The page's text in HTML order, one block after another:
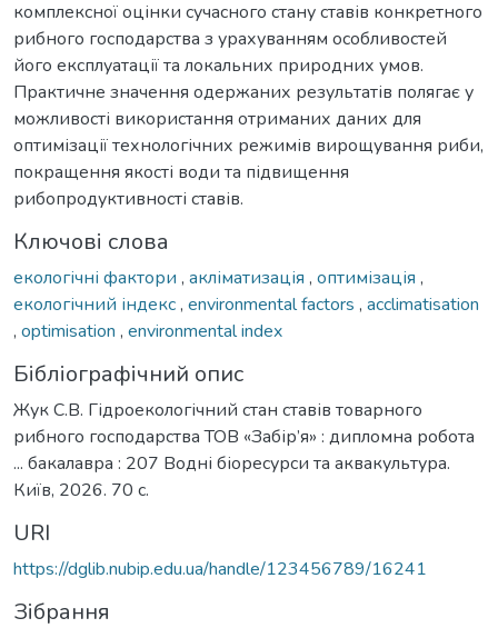
комплексної оцінки сучасного стану ставів конкретного
рибного господарства з урахуванням особливостей
його експлуатації та локальних природних умов.
Практичне значення одержаних результатів полягає у
можливості використання отриманих даних для
оптимізації технологічних режимів вирощування риби,
покращення якості води та підвищення
рибопродуктивності ставів.
Ключові слова
екологічні фактори , акліматизація , оптимізація ,
екологічний індекс, environmental factors , acclimatisation
, optimisation , environmental index
Бібліографічний опис
Жук С.В. Гідроекологічний стан ставів товарного
рибного господарства ТОВ «Забір’я» : дипломна робота
... бакалавра : 207 Водні біоресурси та аквакультура.
Київ, 2026. 70 с.
URI
https://dglib.nubip.edu.ua/handle/123456789/16241
Зібрання